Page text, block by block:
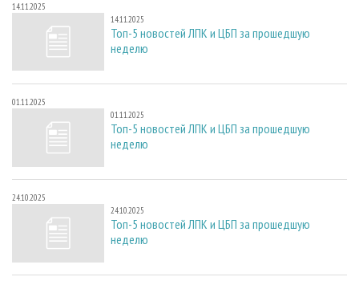
14.11.2025
14.11.2025
Топ-5 новостей ЛПК и ЦБП за прошедшую
неделю
01.11.2025
01.11.2025
Топ-5 новостей ЛПК и ЦБП за прошедшую
неделю
24.10.2025
24.10.2025
Топ-5 новостей ЛПК и ЦБП за прошедшую
неделю